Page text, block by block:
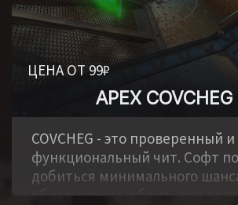
ЦЕНА ОТ 99₽
APEX COVCHEG
COVCHEG - это проверенный и
функциональный чит. Софт
добиться минимального
обнаружения и бана, при